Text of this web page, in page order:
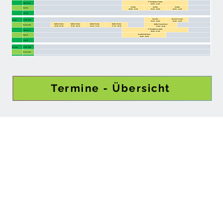
Termine - Übersicht